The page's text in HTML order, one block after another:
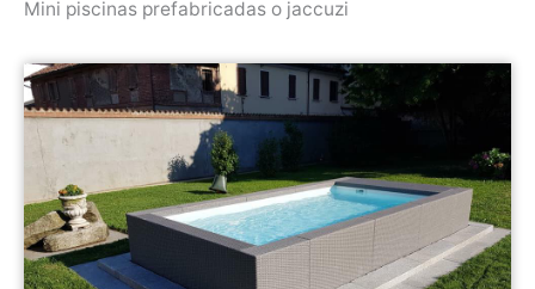
Mini piscinas prefabricadas o jaccuzi